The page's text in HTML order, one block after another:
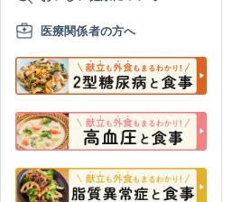
医療関係者の方へ